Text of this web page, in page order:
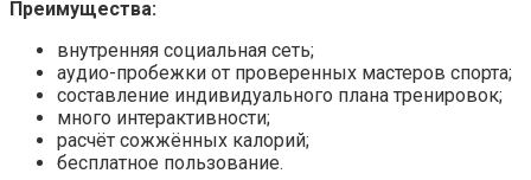
Преимущества:
внутренняя социальная сеть;
аудио-пробежки от проверенных мастеров спорта;
составление индивидуального плана тренировок;
много интерактивности;
расчёт сожжённых калорий;
бесплатное пользование.